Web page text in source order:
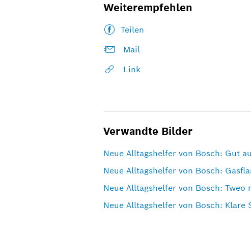
Weiterempfehlen
Teilen
Mail
Link
Verwandte Bilder
Neue Alltagshelfer von Bosch: Gut
Neue Alltagshelfer von Bosch:
Neue Alltagshelfer von Bosch:
Neue Alltagshelfer von Bosch: Klare